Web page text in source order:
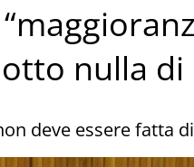
nulla di
deve essere fatta